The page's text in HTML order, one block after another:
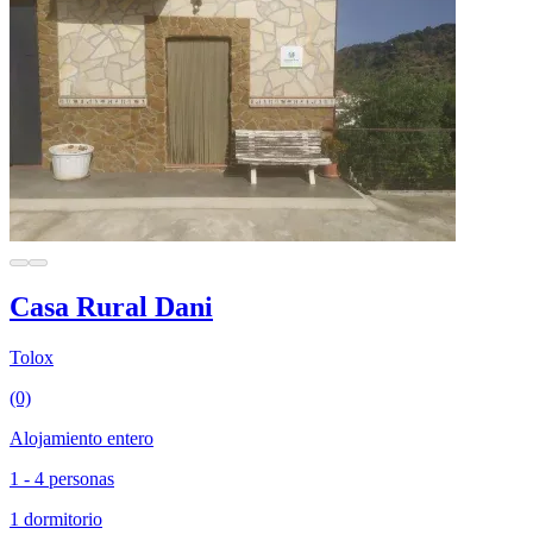
Casa Rural Dani
Tolox
(0)
Alojamiento entero
1 - 4 personas
1 dormitorio